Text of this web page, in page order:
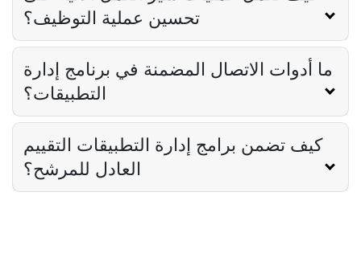
تحسين عملية التوظيف؟
ما أدوات الاتصال المضمنة في برنامج إدارة
التطبيقات؟
كيف تضمن برامج إدارة التطبيقات التقييم
العادل للمرشح؟